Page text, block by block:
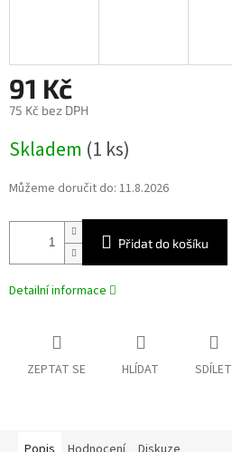
91 Kč
75 Kč bez DPH
cena:
Skladem (1 ks)
Můžeme doručit do: 11.8.2026
Přidat do košíku
Detailní informace
ZEPTAT SE HLÍDAT SDÍLET